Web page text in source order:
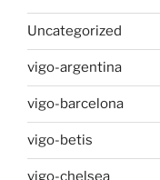
Uncategorized
vigo-argentina
vigo-barcelona
vigo-betis
vigo-chelsea